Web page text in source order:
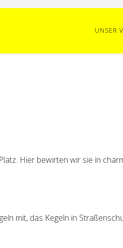
UNSER
Hier bewirten wir sie in
mit, das Kegeln in